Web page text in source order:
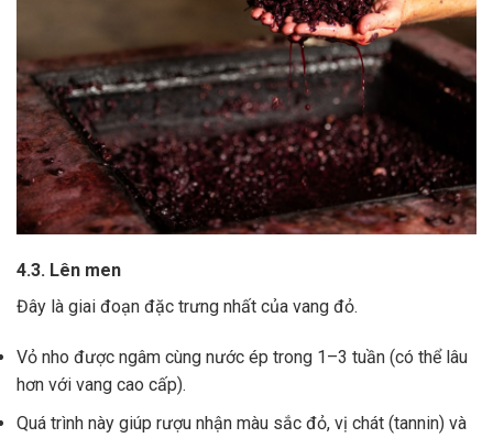
4.3. Lên men
Đây là giai đoạn đặc trưng nhất của vang đỏ.
Vỏ nho được ngâm cùng nước ép trong 1–3 tuần (có thể lâu
hơn với vang cao cấp).
Quá trình này giúp rượu nhận màu sắc đỏ, vị chát (tannin) và